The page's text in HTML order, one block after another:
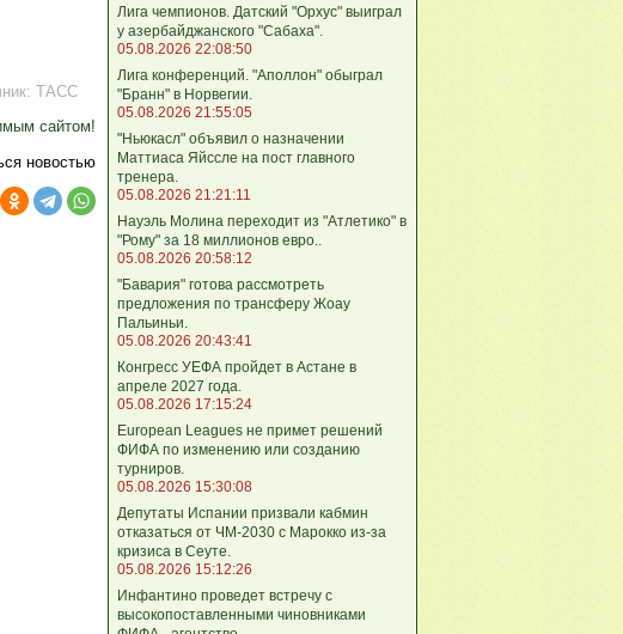
ТАСС
сайтом!
новостью
Лига чемпионов. Датский "Орхус" выиграл
у азербайджанского "Сабаха".
05.08.2026 22:08:50
Лига конференций. "Аполлон" обыграл
"Бранн" в Норвегии.
05.08.2026 21:55:05
"Ньюкасл" объявил о назначении
Маттиаса Яйссле на пост главного
тренера.
05.08.2026 21:21:11
Науэль Молина переходит из "Атлетико" в
"Рому" за 18 миллионов евро..
05.08.2026 20:58:12
"Бавария" готова рассмотреть
предложения по трансферу Жоау
Пальиньи.
05.08.2026 20:43:41
Конгресс УЕФА пройдет в Астане в
апреле 2027 года.
05.08.2026 17:15:24
European Leagues не примет решений
ФИФА по изменению или созданию
турниров.
05.08.2026 15:30:08
Депутаты Испании призвали кабмин
отказаться от ЧМ-2030 с Марокко из-за
кризиса в Сеуте.
05.08.2026 15:12:26
Инфантино проведет встречу с
высокопоставленными чиновниками